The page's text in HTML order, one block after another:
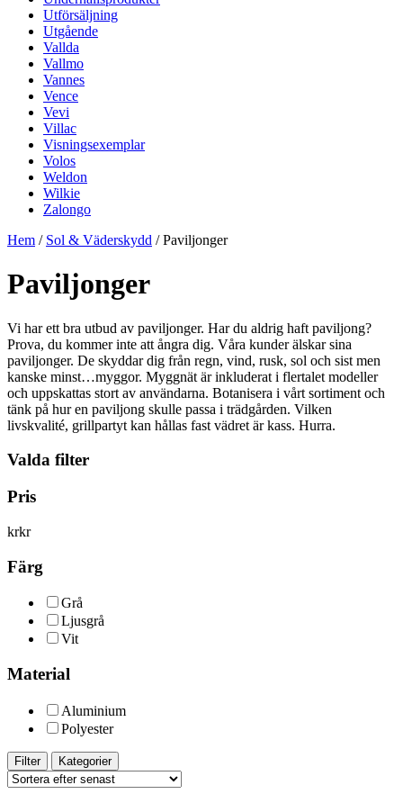
Utförsäljning
Utgående
Vallda
Vallmo
Vannes
Vence
Vevi
Villac
Visningsexemplar
Volos
Weldon
Wilkie
Zalongo
Hem / Sol & Väderskydd / Paviljonger
Paviljonger
Vi har ett bra utbud av paviljonger. Har du aldrig haft paviljong?
Prova, du kommer inte att ångra dig. Våra kunder älskar sina
paviljonger. De skyddar dig från regn, vind, rusk, sol och sist men
kanske minst…myggor. Myggnät är inkluderat i flertalet modeller
och uppskattas stort av användarna. Botanisera i vårt sortiment och
tänk på hur en paviljong skulle passa i trädgården. Vilken
livskvalité, grillpartyt kan hållas fast vädret är kass. Hurra.
Valda filter
Pris
krkr
Färg
Grå
Ljusgrå
Vit
Material
Aluminium
Polyester
Filter Kategorier